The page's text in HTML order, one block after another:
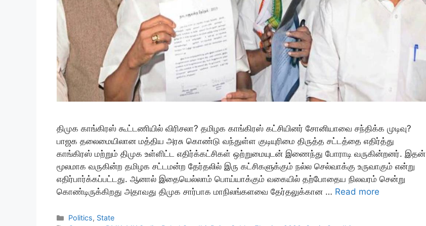
திமுக காங்கிரஸ் கூட்டணியில் விரிசலா? தமிழக காங்கிரஸ் கட்சியினர் சோனியாவை சந்திக்க முடிவு?
பாஜக தலைமையிலான மத்திய அரசு கொண்டு வந்துள்ள குடியுரிமை திருத்த சட்டத்தை எதிர்த்து
காங்கிரஸ் மற்றும் திமுக உள்ளிட்ட எதிர்க்கட்சிகள் ஒற்றுமையுடன் இணைந்து போராடி வருகின்றனர். இதன்
மூலமாக வருகின்ற தமிழக சட்டமன்ற தேர்தலில் இரு கட்சிகளுக்கும் நல்ல செல்வாக்கு உருவாகும் என்று
எதிர்பார்க்கப்பட்டது. ஆனால் இதையெல்லாம் பொய்யாக்கும் வகையில் தற்போதைய நிலவரம் சென்று
கொண்டிருக்கிறது அதாவது திமுக சார்பாக மாநிலங்களவை தேர்தலுக்கான … Read more
Categories
Politics, State